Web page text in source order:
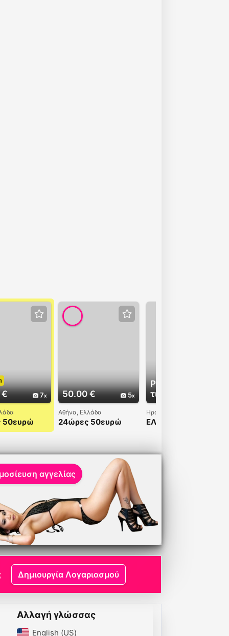
€ 7
50ευρώ
50.00 € 5
Αθήνα, Ελλάδα
24ώρες 50ευρώ
περιμένω στο χώρο
μου
Ρωτήστε για
τιμή
Ηράκλειο, Ελλάδα
ΕΛΛΗΝΙΔΑ
αγγελίας
Δημιουργία Λογαριασμού
Αλλαγή γλώσσας
English (US)‎